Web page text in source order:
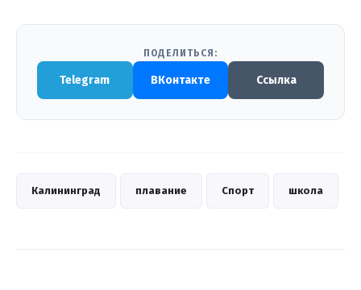
ПОДЕЛИТЬСЯ:
Telegram ВКонтакте Ссылка
Калининград плавание Спорт школа